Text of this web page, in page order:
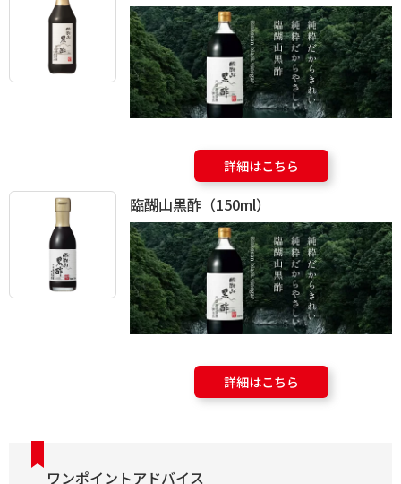
詳細はこちら
臨醐山黒酢（150ml）
詳細はこちら
ワンポイントアドバイス